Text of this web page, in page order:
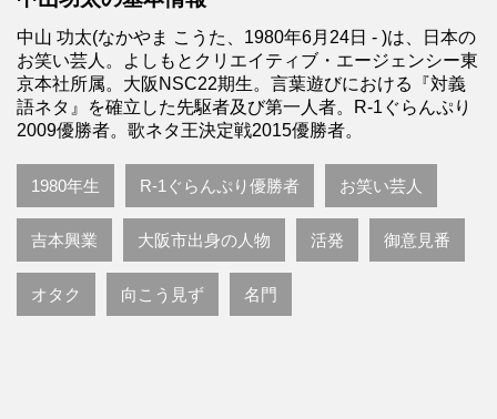
中山 功太(なかやま こうた、1980年6月24日 - )は、日本の
お笑い芸人。よしもとクリエイティブ・エージェンシー東
京本社所属。大阪NSC22期生。言葉遊びにおける『対義
語ネタ』を確立した先駆者及び第一人者。R-1ぐらんぷり
2009優勝者。歌ネタ王決定戦2015優勝者。
1980年生 R-1ぐらんぷり優勝者 お笑い芸人
吉本興業 大阪市出身の人物 活発 御意見番
オタク 向こう見ず 名門